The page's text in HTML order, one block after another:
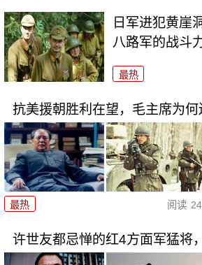
日军进犯黄崖
八路军的战斗
最热
抗美援朝胜利在望，毛主席为何
最热 阅读
许世友都忌惮的红4方面军猛将